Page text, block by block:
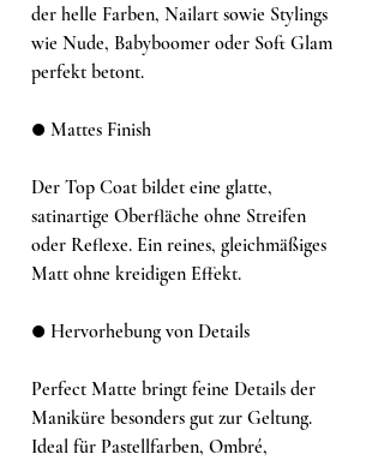
der helle Farben, Nailart sowie Stylings
wie Nude, Babyboomer oder Soft Glam
perfekt betont.
● Mattes Finish
Der Top Coat bildet eine glatte,
satinartige Oberfläche ohne Streifen
oder Reflexe. Ein reines, gleichmäßiges
Matt ohne kreidigen Effekt.
● Hervorhebung von Details
Perfect Matte bringt feine Details der
Maniküre besonders gut zur Geltung.
Ideal für Pastellfarben, Ombré,